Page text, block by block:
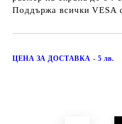
Поддържа всички VESA
ЦЕНА ЗА ДОСТАВКА - 5 лв.